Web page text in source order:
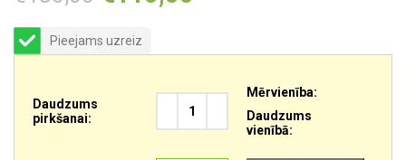
Pieejams uzreiz
Daudzums
pirkšanai:
Mērvienība:
Daudzums
vienībā: